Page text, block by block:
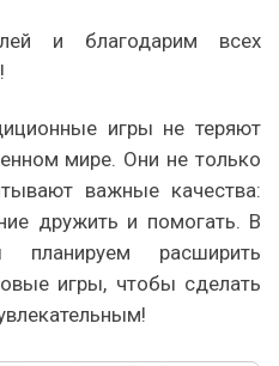
и благодарим всех
игры не теряют
мире. Они не только
важные качества:
дружить и помогать. В
расширить
игры, чтобы сделать